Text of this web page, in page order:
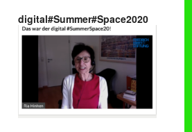
digital#Summer#Space2020